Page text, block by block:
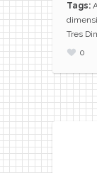
Tags:
Tres
0